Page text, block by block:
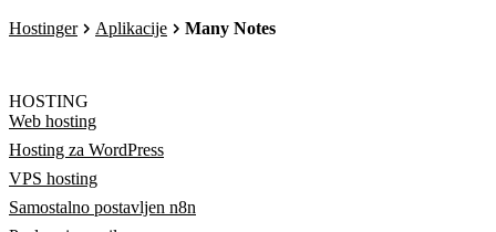
Hostinger Aplikacije Many Notes
HOSTING
Web hosting
Hosting za WordPress
VPS hosting
Samostalno postavljen n8n